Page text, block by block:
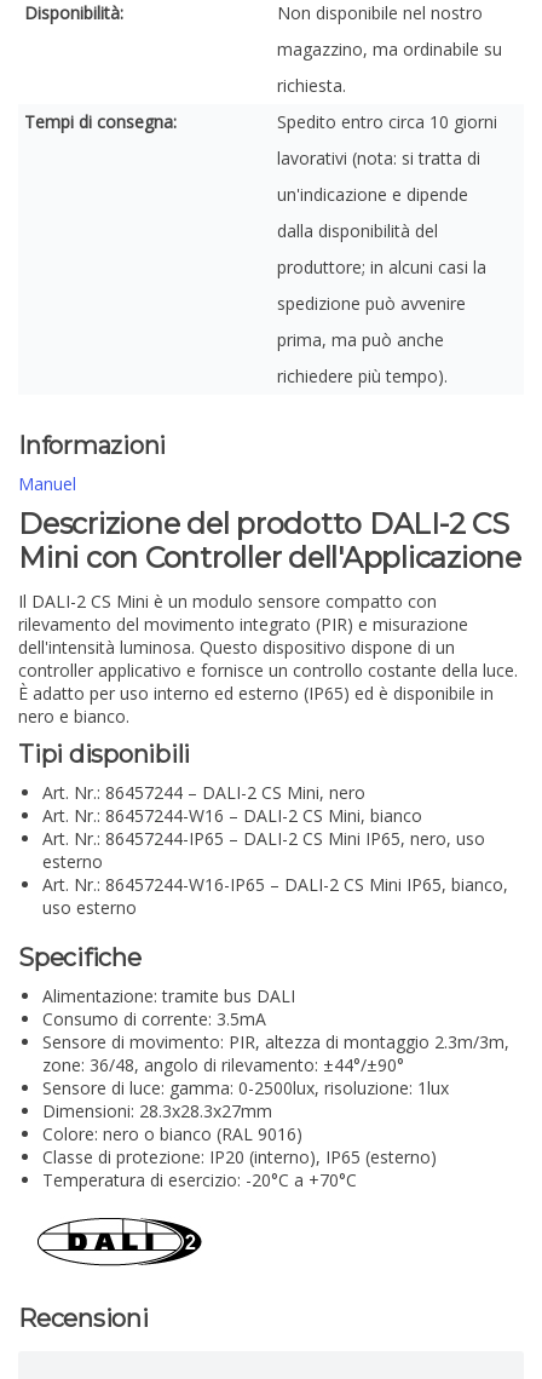
Disponibilità:
Non disponibile nel nostro
magazzino, ma ordinabile su
richiesta.
Tempi di consegna:
Spedito entro circa 10 giorni
lavorativi (nota: si tratta di
un'indicazione e dipende
dalla disponibilità del
produttore; in alcuni casi la
spedizione può avvenire
prima, ma può anche
richiedere più tempo).
Informazioni
Manuel
Descrizione del prodotto DALI-2 CS
Mini con Controller dell'Applicazione
Il DALI-2 CS Mini è un modulo sensore compatto con
rilevamento del movimento integrato (PIR) e misurazione
dell'intensità luminosa. Questo dispositivo dispone di un
controller applicativo e fornisce un controllo costante della luce.
È adatto per uso interno ed esterno (IP65) ed è disponibile in
nero e bianco.
Tipi disponibili
Art. Nr.: 86457244 – DALI-2 CS Mini, nero
Art. Nr.: 86457244-W16 – DALI-2 CS Mini, bianco
Art. Nr.: 86457244-IP65 – DALI-2 CS Mini IP65, nero, uso
esterno
Art. Nr.: 86457244-W16-IP65 – DALI-2 CS Mini IP65, bianco,
uso esterno
Specifiche
Alimentazione: tramite bus DALI
Consumo di corrente: 3.5mA
Sensore di movimento: PIR, altezza di montaggio 2.3m/3m,
zone: 36/48, angolo di rilevamento: ±44°/±90°
Sensore di luce: gamma: 0-2500lux, risoluzione: 1lux
Dimensioni: 28.3x28.3x27mm
Colore: nero o bianco (RAL 9016)
Classe di protezione: IP20 (interno), IP65 (esterno)
Temperatura di esercizio: -20°C a +70°C
Recensioni